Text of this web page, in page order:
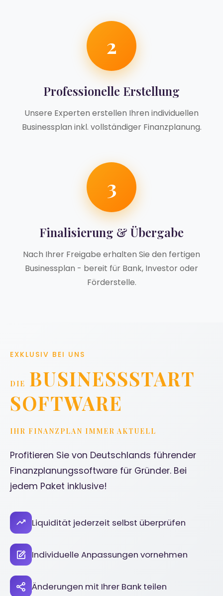
2
Professionelle Erstellung
Unsere Experten erstellen Ihren individuellen
Businessplan inkl. vollständiger Finanzplanung.
3
Finalisierung & Übergabe
Nach Ihrer Freigabe erhalten Sie den fertigen
Businessplan - bereit für Bank, Investor oder
Förderstelle.
EXKLUSIV BEI UNS
DIE BUSINESSSTART
SOFTWARE
IHR FINANZPLAN IMMER AKTUELL
Profitieren Sie von Deutschlands führender
Finanzplanungssoftware für Gründer. Bei
jedem Paket inklusive!
Liquidität jederzeit selbst überprüfen
Individuelle Anpassungen vornehmen
Änderungen mit Ihrer Bank teilen